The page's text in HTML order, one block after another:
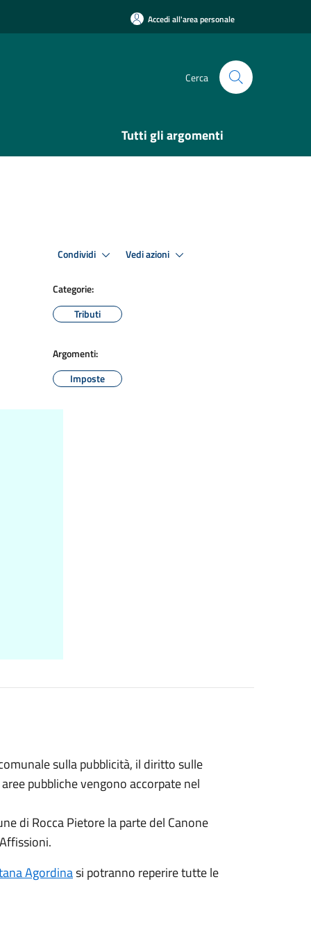
Accedi all'area personale
Cerca
Tutti gli argomenti
Condividi Vedi azioni
Categorie:
Tributi
Argomenti:
Imposte
sulla pubblicità, il diritto sulle
pubbliche vengono accorpate nel
di Rocca Pietore la parte del Canone
Agordinasi potranno reperire tutte le